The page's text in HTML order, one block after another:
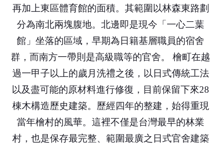
再加上東區體育館的面積。其範圍以林森東路劃
分為南北兩塊腹地。北邊即是現今「一心二葉
館」坐落的區域，早期為日籍基層職員的宿舍
群，而南方一帶則是高級職等的官舍。 檜町在越
過一甲子以上的歲月洗禮之後，以日式傳統工法
以及盡可能的原材料進行修復，目前保留下來28
棟木構造歷史建築。歷經四年的整建，始得重現
當年檜村的風華。這裡不僅是台灣最早的林業
村，也是保存最完整、範圍最廣之日式官舍建築